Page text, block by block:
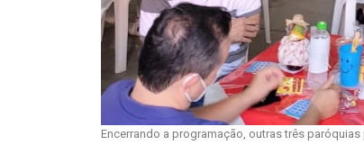
Encerrando a programação, outras três